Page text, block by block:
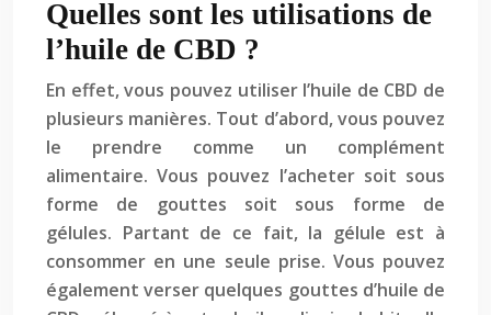
Quelles sont les utilisations de
l’huile de CBD ?
En effet, vous pouvez utiliser l’huile de CBD de
plusieurs manières. Tout d’abord, vous pouvez
le prendre comme un complément
alimentaire. Vous pouvez l’acheter soit sous
forme de gouttes soit sous forme de
gélules. Partant de ce fait, la gélule est à
consommer en une seule prise. Vous pouvez
également verser quelques gouttes d’huile de